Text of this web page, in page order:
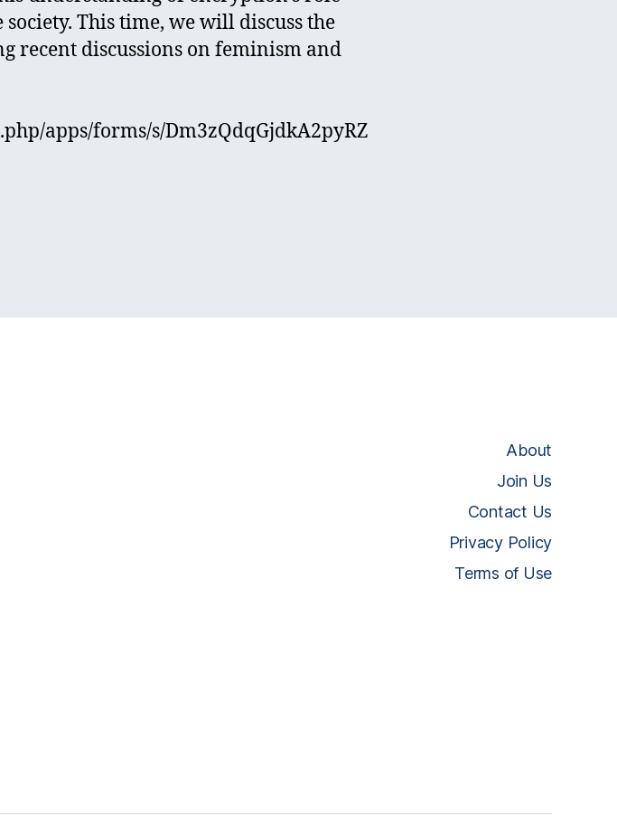
This time, we will discuss the
recent discussions on feminism and
apps/forms/s/Dm3zQdqGjdkA2pyRZ
About
Join Us
Contact Us
Privacy Policy
Terms of Use